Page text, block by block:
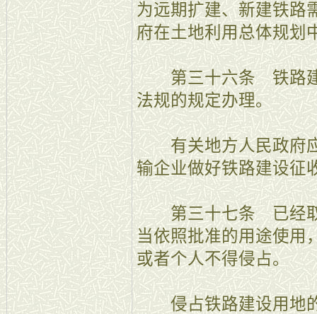
为远期扩建、新建铁路
府在土地利用总体规划
第三十六条 铁路建
法规的规定办理。
有关地方人民政府应
输企业做好铁路建设征
第三十七条 已经取
当依照批准的用途使用
或者个人不得侵占。
侵占铁路建设用地的